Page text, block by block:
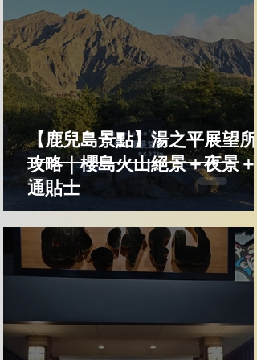
【鹿兒島景點】湯之平展望所
攻略｜櫻島火山絕景＋夜景＋
通貼士